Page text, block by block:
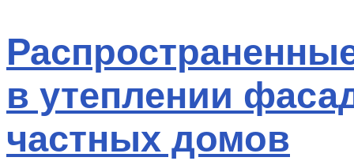
в утеплении
частных домов